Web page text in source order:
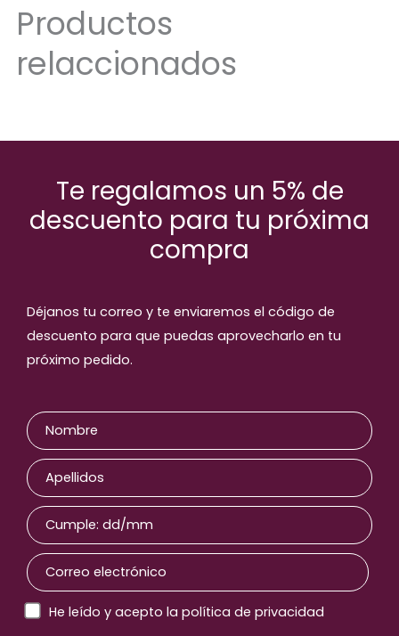
Productos
relaccionados
Te regalamos un 5% de
descuento para tu próxima
compra
Déjanos tu correo y te enviaremos el código de
descuento para que puedas aprovecharlo en tu
próximo pedido.
He leído y acepto la política de privacidad